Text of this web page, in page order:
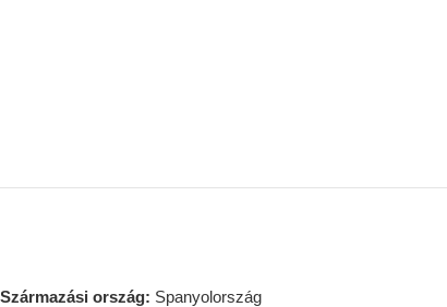
Származási ország: Spanyolország